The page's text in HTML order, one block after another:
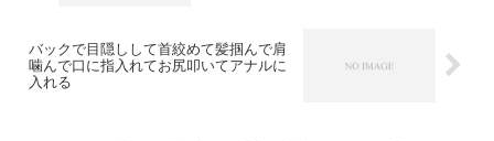
バックで目隠しして首絞めて髪掴んで肩
噛んで口に指入れてお尻叩いてアナルに
入れる